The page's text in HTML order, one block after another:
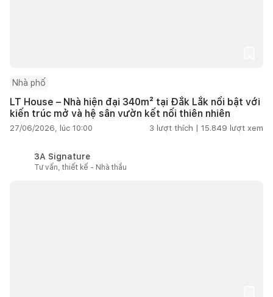
Nhà phố
LT House – Nhà hiện đại 340m² tại Đắk Lắk nổi bật với
kiến trúc mở và hệ sân vườn kết nối thiên nhiên
27/06/2026, lúc 10:00 3 lượt thích | 15.849 lượt xem
3A Signature
Tư vấn, thiết kế - Nhà thầu